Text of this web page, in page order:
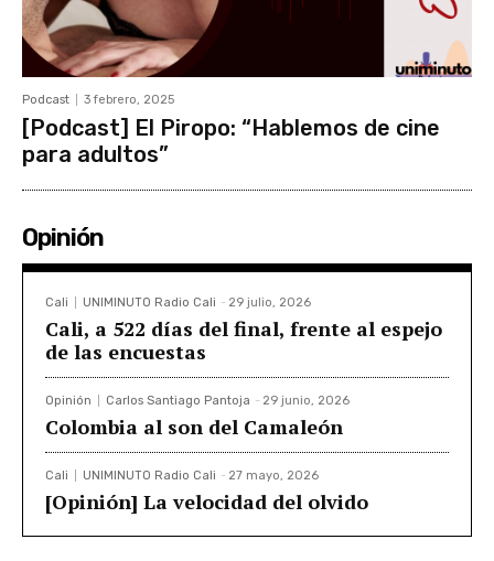
Podcast 3 febrero, 2025
[Podcast] El Piropo: “Hablemos de cine
para adultos”
Opinión
Cali UNIMINUTO Radio Cali - 29 julio, 2026
Cali, a 522 días del final, frente al espejo
de las encuestas
Opinión Carlos Santiago Pantoja - 29 junio, 2026
Colombia al son del Camaleón
Cali UNIMINUTO Radio Cali - 27 mayo, 2026
[Opinión] La velocidad del olvido